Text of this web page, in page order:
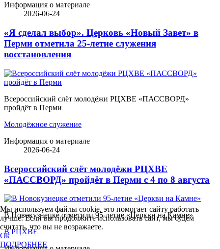
Информация о материале
2026-06-24
«Я сделал выбор». Церковь «Новый Завет» в
Перми отметила 25-летие служения
восстановления
Всероссийский слёт молодёжи РЦХВЕ «ПАССВОРД»
пройдёт в Перми
Молодёжное служение
Информация о материале
2026-06-24
Всероссийский слёт молодёжи РЦХВЕ
«ПАССВОРД» пройдёт в Перми с 4 по 8 августа
В Новокузнецке отметили 95-летие «Церкви на Камне»
В РЦХВЕ
Мы используем файлы cookie, это помогает сайту работать
лучше. Если вы продолжите использовать сайт, мы будем
считать, что вы не возражаете.
Ok
ПОДРОБНЕЕ